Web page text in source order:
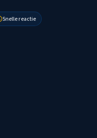
Snelle reactie